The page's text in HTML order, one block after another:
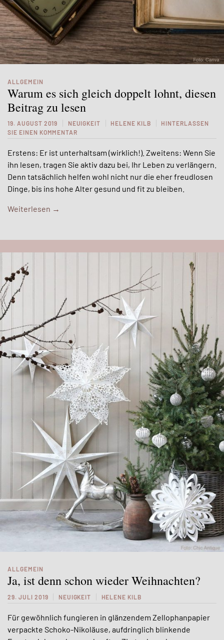
ALLGEMEIN
Warum es sich gleich doppelt lohnt, diesen
Beitrag zu lesen
19. AUGUST 2019 NEUIGKEIT HELENE KILB
HINTERLASSEN
SIE EINEN KOMMENTAR
Erstens: Er ist unterhaltsam (wirklich!). Zweitens: Wenn Sie
ihn lesen, tragen Sie aktiv dazu bei, Ihr Leben zu verlängern.
Denn tatsächlich helfen wohl nicht nur die eher freudlosen
Dinge, bis ins hohe Alter gesund und fit zu bleiben.
Weiterlesen →
ALLGEMEIN
Ja, ist denn schon wieder Weihnachten?
29. JULI 2019 NEUIGKEIT HELENE KILB
Für gewöhnlich fungieren in glänzendem Zellophanpapier
verpackte Schoko-Nikoläuse, aufdringlich blinkende